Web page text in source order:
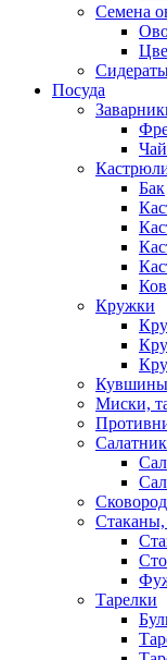
Семена
Посуда
Бак
Кружки
Кувшины
Миски,
Стаканы,
Тарелки